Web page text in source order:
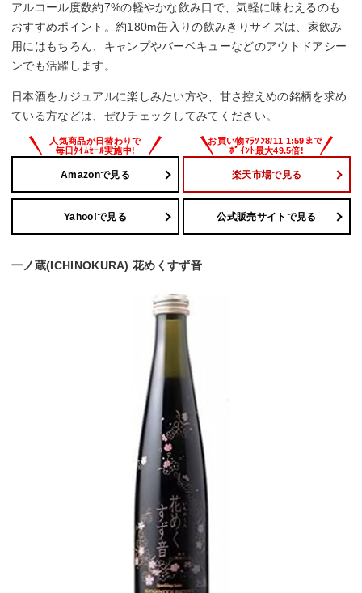
アルコール度数約7%の軽やかな飲み口で、気軽に味わえるのも
おすすめポイント。約180m缶入りの飲みきりサイズは、家飲み
用にはもちろん、キャンプやバーベキューなどのアウトドアシー
ンでも活躍します。
日本酒をカジュアルに楽しみたい方や、甘さ控えめの銘柄を求め
ている方などは、ぜひチェックしてみてください。
Amazonで見る 楽天市場で見る
Yahoo!で見る 公式販売サイトで見る
一ノ蔵(ICHINOKURA) 花めくすず音